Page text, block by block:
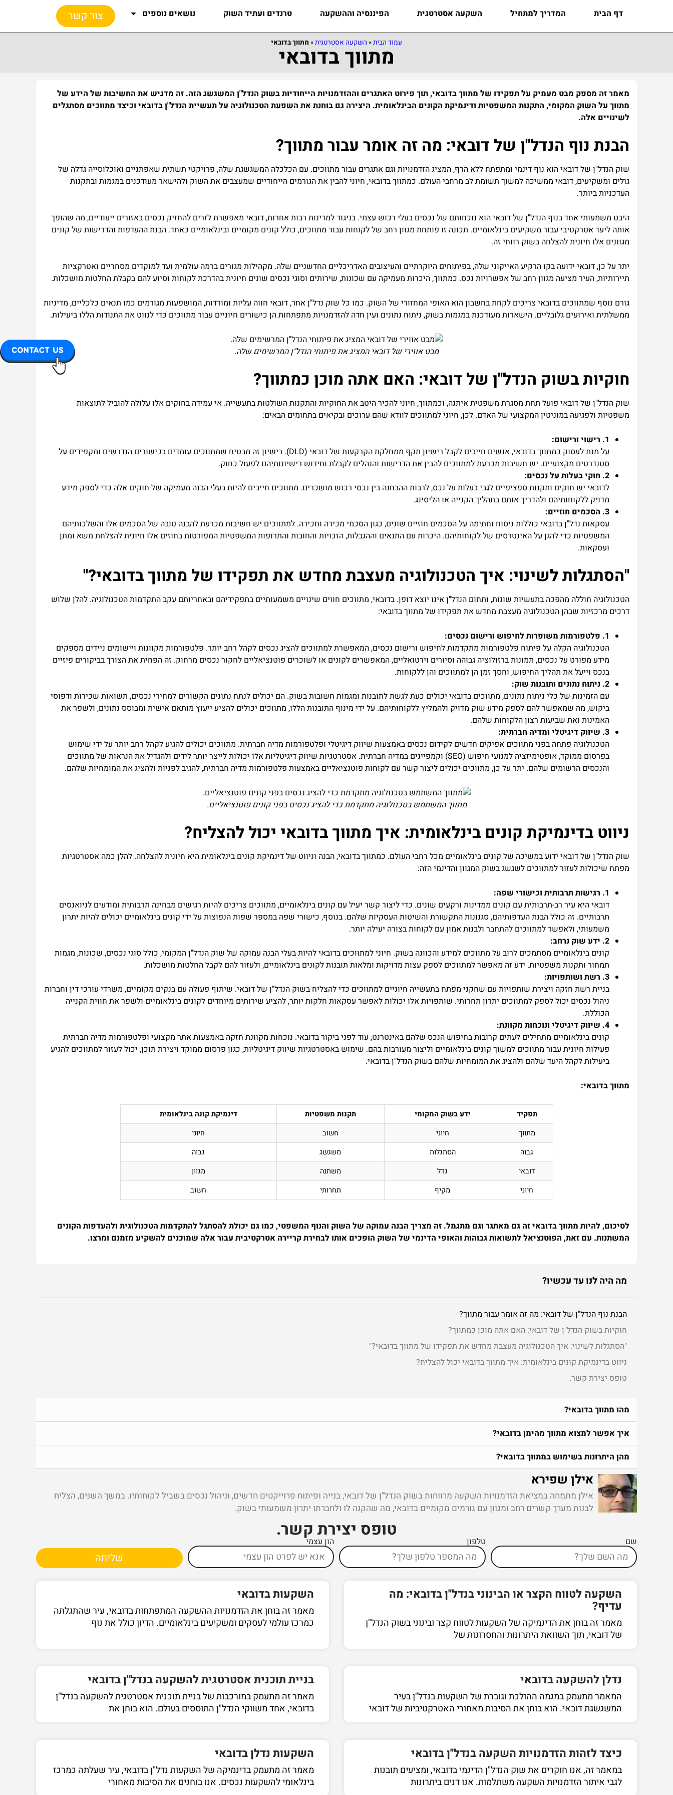
דף הבית המדריך למתחיל השקעה אסטרטגית הפיננסיה וההשקעה טרנדים ועתיד השוק נושאים נוספים צור קשר
עמוד הבית» השקעה אסטרטגית»מתווך בדובאי
מתווך בדובאי
מאמר זה מספק מבט מעמיק על תפקידו של מתווך בדובאי, תוך פירוט האתגרים וההזדמנויות הייחודיות בשוק הנדל"ן המשגשג הזה. זה מדגיש את החשיבות של הידע של
מתווך על השוק המקומי, התקנות המשפטיות ודינמיקת הקונים הבינלאומית. היצירה גם בוחנת את השפעת הטכנולוגיה על תעשיית הנדל"ן בדובאי וכיצד מתווכים מסתגלים
לשינויים אלה.
הבנת נוף הנדל"ן של דובאי: מה זה אומר עבור מתווך?
שוק הנדל"ן של דובאי הוא נוף דינמי ומתפתח ללא הרף, המציג הזדמנויות וגם אתגרים עבור מתווכים. עם הכלכלה המשגשגת שלה, פרויקטי תשתית שאפתניים ואוכלוסייה גדלה של
גולים ומשקיעים, דובאי ממשיכה למשוך תשומת לב מרחבי העולם. כמתווך בדובאי, חיוני להבין את הגורמים הייחודיים שמעצבים את השוק ולהישאר מעודכנים במגמות ובתקנות
העדכניות ביותר.
היבט משמעותי אחד בנוף הנדל"ן של דובאי הוא נוכחותם של נכסים בעלי רכוש עצמי. בניגוד למדינות רבות אחרות, דובאי מאפשרת לזרים להחזיק נכסים באזורים ייעודיים, מה שהופך
אותה ליעד אטרקטיבי עבור משקיעים בינלאומיים. תכונה זו פותחת מגוון רחב של לקוחות עבור מתווכים, כולל קונים מקומיים ובינלאומיים כאחד. הבנת ההעדפות והדרישות של קונים
מגוונים אלו חיונית להצלחה בשוק רווחי זה.
יתר על כן, דובאי ידועה בקו הרקיע האייקוני שלה, בפיתוחים היוקרתיים והעיצובים האדריכליים החדשניים שלה. מקהילות מגורים ברמה עולמית ועד למוקדים מסחריים ואטרקציות
תיירותיות, העיר מציעה מגוון רחב של אפשרויות נכס. כמתווך, היכרות מעמיקה עם שכונות, שירותים וסוגי נכסים שונים חיונית בהדרכת לקוחות וסיוע להם בקבלת החלטות מושכלות.
גורם נוסף שמתווכים בדובאי צריכים לקחת בחשבון הוא האופי המחזורי של השוק. כמו כל שוק נדל"ן אחר, דובאי חווה עליות ומורדות, המושפעות מגורמים כמו תנאים כלכליים, מדיניות
ממשלתית ואירועים גלובליים. הישארות מעודכנת במגמות בשוק, ניתוח נתונים ועין חדה להזדמנויות מתפתחות הן כישורים חיוניים עבור מתווכים כדי לנווט את התנודות הללו ביעילות.
מבט אווירי של דובאי המציג את פיתוחי הנדל"ן המרשימים שלה.
חוקיות בשוק הנדל"ן של דובאי: האם אתה מוכן כמתווך?
שוק הנדל"ן של דובאי פועל תחת מסגרת משפטית איתנה, וכמתווך, חיוני להכיר היטב את החוקיות והתקנות השולטות בתעשייה. אי עמידה בחוקים אלו עלולה להוביל לתוצאות
משפטיות ולפגיעה במוניטין המקצועי של האדם. לכן, חיוני למתווכים לוודא שהם ערוכים ובקיאים בתחומים הבאים:
1. רישוי ורישום:
על מנת לעסוק כמתווך בדובאי, אנשים חייבים לקבל רישיון תקף ממחלקת הקרקעות של דובאי (DLD). רישיון זה מבטיח שמתווכים עומדים בכישורים הנדרשים ומקפידים על
סטנדרטים מקצועיים. יש חשיבות מכרעת למתווכים להבין את הדרישות והנהלים לקבלת וחידוש רישיונותיהם לפעול כחוק.
2. חוקי בעלות על נכסים:
לדובאי יש חוקים ותקנות ספציפיים לגבי בעלות על נכס, לרבות ההבחנה בין נכסי רכוש מושכרים. מתווכים חייבים להיות בעלי הבנה מעמיקה של חוקים אלה כדי לספק מידע
מדויק ללקוחותיהם ולהדריך אותם בתהליך הקנייה או הליסינג.
3. הסכמים חוזיים:
עסקאות נדל"ן בדובאי כוללות ניסוח וחתימה על הסכמים חוזיים שונים, כגון הסכמי מכירה וחכירה. למתווכים יש חשיבות מכרעת להבנה טובה של הסכמים אלו והשלכותיהם
המשפטיות כדי להגן על האינטרסים של לקוחותיהם. היכרות עם התנאים וההגבלות, הזכויות והחובות והתרופות המשפטיות המפורטות בחוזים אלו חיונית להצלחת משא ומתן
ועסקאות.
"הסתגלות לשינוי: איך הטכנולוגיה מעצבת מחדש את תפקידו של מתווך בדובאי?"
הטכנולוגיה חוללה מהפכה בתעשיות שונות, ותחום הנדל"ן אינו יוצא דופן. בדובאי, מתווכים חווים שינויים משמעותיים בתפקידיהם ובאחריותם עקב התקדמות הטכנולוגיה. להלן שלוש
דרכים מרכזיות שבהן הטכנולוגיה מעצבת מחדש את תפקידו של מתווך בדובאי:
1. פלטפורמות משופרות לחיפוש ורישום נכסים:
הטכנולוגיה הקלה על פיתוח פלטפורמות מתקדמות לחיפוש ורישום נכסים, המאפשרת למתווכים להציג נכסים לקהל רחב יותר. פלטפורמות מקוונות ויישומים ניידים מספקים
מידע מפורט על נכסים, תמונות ברזולוציה גבוהה וסיורים וירטואליים, המאפשרים לקונים או לשוכרים פוטנציאליים לחקור נכסים מרחוק. זה הפחית את הצורך בביקורים פיזיים
בנכס וייעל את תהליך החיפוש, וחסך זמן הן למתווכים והן ללקוחות.
2. ניתוח נתונים ותובנות שוק:
עם הזמינות של כלי ניתוח נתונים, מתווכים בדובאי יכולים כעת לגשת לתובנות ומגמות חשובות בשוק. הם יכולים לנתח נתונים הקשורים למחירי נכסים, תשואות שכירות ודפוסי
ביקוש, מה שמאפשר להם לספק מידע שוק מדויק ולהמליץ ללקוחותיהם. על ידי מינוף התובנות הללו, מתווכים יכולים להציע ייעוץ מותאם אישית ומבוסס נתונים, ולשפר את
האמינות ואת שביעות רצון הלקוחות שלהם.
3. שיווק דיגיטלי ומדיה חברתית:
הטכנולוגיה פתחה בפני מתווכים אפיקים חדשים לקידום נכסים באמצעות שיווק דיגיטלי ופלטפורמות מדיה חברתית. מתווכים יכולים להגיע לקהל רחב יותר על ידי שימוש
בפרסום ממוקד, אופטימיזציה למנועי חיפוש (SEO) וקמפיינים במדיה חברתית. אסטרטגיות שיווק דיגיטליות אלו יכולות לייצר יותר לידים ולהגדיל את הנראות של מתווכים
והנכסים הרשומים שלהם. יתר על כן, מתווכים יכולים ליצור קשר עם לקוחות פוטנציאליים באמצעות פלטפורמות מדיה חברתית, להגיב לפניות ולהציג את המומחיות שלהם.
מתווך המשתמש בטכנולוגיה מתקדמת כדי להציג נכסים בפני קונים פוטנציאליים.
ניווט בדינמיקת קונים בינלאומית: איך מתווך בדובאי יכול להצליח?
שוק הנדל"ן של דובאי ידוע במשיכה של קונים בינלאומיים מכל רחבי העולם. כמתווך בדובאי, הבנה וניווט של דינמיקת קונים בינלאומית היא חיונית להצלחה. להלן כמה אסטרטגיות
מפתח שיכולות לעזור למתווכים לשגשג בשוק המגוון והדינמי הזה:
1. רגישות תרבותית וכישורי שפה:
דובאי היא עיר רב-תרבותית עם קונים ממדינות ורקעים שונים. כדי ליצור קשר יעיל עם קונים בינלאומיים, מתווכים צריכים להיות רגישים מבחינה תרבותית ומודעים לניואנסים
תרבותיים. זה כולל הבנת העדפותיהם, סגנונות התקשורת והשיטות העסקיות שלהם. בנוסף, כישורי שפה במספר שפות הנפוצות על ידי קונים בינלאומיים יכולים להיות יתרון
משמעותי, ולאפשר למתווכים להתחבר ולבנות אמון עם לקוחות בצורה יעילה יותר.
2. ידע שוק נרחב:
קונים בינלאומיים מסתמכים לרוב על מתווכים למידע והכוונה בשוק. חיוני למתווכים בדובאי להיות בעלי הבנה עמוקה של שוק הנדל"ן המקומי, כולל סוגי נכסים, שכונות, מגמות
תמחור ותקנות משפטיות. ידע זה מאפשר למתווכים לספק עצות מדויקות ומלאות תובנות לקונים בינלאומיים, ולעזור להם לקבל החלטות מושכלות.
3. רשת ושותפויות:
בניית רשת חזקה ויצירת שותפויות עם שחקני מפתח בתעשייה חיוניים למתווכים כדי להצליח בשוק הנדל"ן של דובאי. שיתוף פעולה עם בנקים מקומיים, משרדי עורכי דין וחברות
ניהול נכסים יכול לספק למתווכים יתרון תחרותי. שותפויות אלו יכולות לאפשר עסקאות חלקות יותר, להציע שירותים מיוחדים לקונים בינלאומיים ולשפר את חווית הקנייה
הכוללת.
4. שיווק דיגיטלי ונוכחות מקוונת:
קונים בינלאומיים מתחילים לעתים קרובות בחיפוש הנכס שלהם באינטרנט, עוד לפני ביקור בדובאי. נוכחות מקוונת חזקה באמצעות אתר מקצועי ופלטפורמות מדיה חברתית
פעילות חיונית עבור מתווכים למשוך קונים בינלאומיים וליצור מעורבות בהם. שימוש באסטרטגיות שיווק דיגיטליות, כגון פרסום ממוקד ויצירת תוכן, יכול לעזור למתווכים להגיע
ביעילות לקהל היעד שלהם ולהציג את המומחיות שלהם בשוק הנדל"ן בדובאי.
מתווך בדובאי:
תפקיד ידע בשוק המקומי תקנות משפטיות
דינמיקת קונה בינלאומית
מתווך
חיוני חשוב
חיוני
גבוה
הסתגלות משגשג
גבוה
דובאי
גדל משתנה
מגוון
חיוני
מקיף תחרותי חשוב
לסיכום, להיות מתווך בדובאי זה גם מאתגר וגם מתגמל. זה מצריך הבנה עמוקה של השוק והנוף המשפטי, כמו גם יכולת להסתגל להתקדמות הטכנולוגית ולהעדפות הקונים
המשתנות. עם זאת, הפוטנציאל לתשואות גבוהות והאופי הדינמי של השוק הופכים אותו לבחירת קריירה אטרקטיבית עבור אלה שמוכנים להשקיע מזמנם ומרצו.
מה היה לנו עד עכשיו?
הבנת נוף הנדל"ן של דובאי: מה זה אומר עבור מתווך?
חוקיות בשוק הנדל"ן של דובאי: האם אתה מוכן כמתווך?
"הסתגלות לשינוי: איך הטכנולוגיה מעצבת מחדש את תפקידו של מתווך בדובאי?"
ניווט בדינמיקת קונים בינלאומית: איך מתווך בדובאי יכול להצליח?
טופס יצירת קשר ​.
מהו מתווך בדובאי?
איך אפשר למצוא מתווך מהימן בדובאי?
מהן היתרונות בשימוש במתווך בדובאי?
אילן שפירא
אילן מתמחה במציאת הזדמנויות השקעה מרווחות בשוק הנדל"ן של דובאי, בנייה ופיתוח פרוייקטים חדשים, וניהול נכסים בשביל לקוחותיו. במשך השנים, הצליח
לבנות מערך קשרים רחב ומגוון עם גורמים מקומיים בדובאי, מה שהקנה לו ולחברתו יתרון משמעותי בשוק.
טופס יצירת קשר ​.
שם טלפון הון עצמי
שליחה
השקעה לטווח הקצר או הבינוני בנדל"ן בדובאי: מה
עדיף?
מאמר זה בוחן את הדינמיקה של השקעות לטווח קצר ובינוני בשוק הנדל"ן
של דובאי, תוך השוואת היתרונות והחסרונות של
השקעות בדובאי
מאמר זה בוחן את הזדמנויות ההשקעה המתפתחות בדובאי, עיר שהתגלתה
כמרכז עולמי לעסקים ומשקיעים בינלאומיים. הדיון כולל את נוף
נדלן להשקעה בדובאי
המאמר מתעמק במגמה ההולכת וגוברת של השקעות בנדל"ן בעיר
המשגשגת דובאי. הוא בוחן את הסיבות מאחורי האטרקטיביות של דובאי
בניית תוכנית אסטרטגית להשקעה בנדל"ן בדובאי
מאמר זה מתעמק במורכבות של בניית תוכנית אסטרטגית להשקעה בנדל"ן
בדובאי, אחד משווקי הנדל"ן התוססים בעולם. הוא בוחן את
כיצד לזהות הזדמנויות השקעה בנדל"ן בדובאי
במאמר זה, אנו חוקרים את שוק הנדל"ן הדינמי בדובאי, ומציעים תובנות
לגבי איתור הזדמנויות השקעה משתלמות. אנו דנים ביתרונות
השקעות נדלן בדובאי
מאמר זה מתעמק בדינמיקה של השקעות נדל"ן בדובאי, עיר שעלתה כמרכז
בינלאומי להשקעות נכסים. אנו בוחנים את הסיבות מאחורי